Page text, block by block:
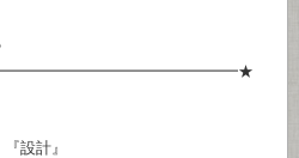
計』